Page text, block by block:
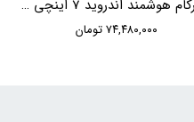
اینترکام هوشمند اندروید 7 اینچی basIP مدل AQ-07LA
۷۴,۴۸۰,۰۰۰ تومان